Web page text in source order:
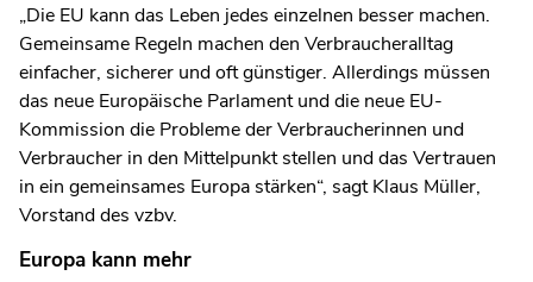
„Die EU kann das Leben jedes einzelnen besser machen.
Gemeinsame Regeln machen den Verbraucheralltag
einfacher, sicherer und oft günstiger. Allerdings müssen
das neue Europäische Parlament und die neue EU-
Kommission die Probleme der Verbraucherinnen und
Verbraucher in den Mittelpunkt stellen und das Vertrauen
in ein gemeinsames Europa stärken“, sagt Klaus Müller,
Vorstand des vzbv.
Europa kann mehr